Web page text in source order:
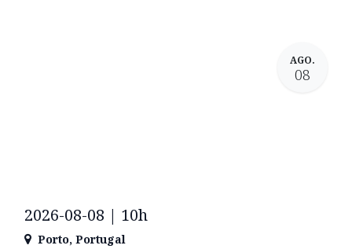
AGO.
08
2026-08-08 | 10h
Porto, Portugal